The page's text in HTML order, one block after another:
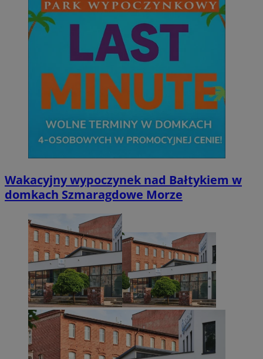
Wakacyjny wypoczynek nad Bałtykiem w
domkach Szmaragdowe Morze